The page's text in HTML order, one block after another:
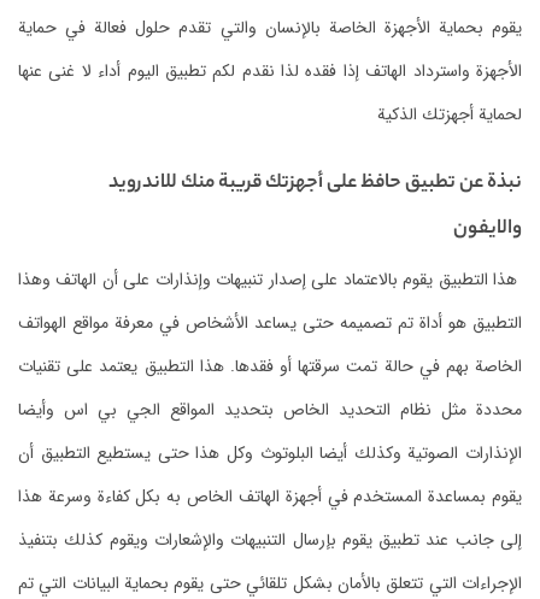
يقوم بحماية الأجهزة الخاصة بالإنسان والتي تقدم حلول فعالة في حماية
الأجهزة واسترداد الهاتف إذا فقده لذا نقدم لكم تطبيق اليوم أداء لا غنى عنها
لحماية أجهزتك الذكية
نبذة عن تطبيق حافظ على أجهزتك قريبة منك للاندرويد
والايفون
هذا التطبيق يقوم بالاعتماد على إصدار تنبيهات وإنذارات على أن الهاتف وهذا
التطبيق هو أداة تم تصميمه حتى يساعد الأشخاص في معرفة مواقع الهواتف
الخاصة بهم في حالة تمت سرقتها أو فقدها. هذا التطبيق يعتمد على تقنيات
محددة مثل نظام التحديد الخاص بتحديد المواقع الجي بي اس وأيضا
الإنذارات الصوتية وكذلك أيضا البلوتوث وكل هذا حتى يستطيع التطبيق أن
يقوم بمساعدة المستخدم في أجهزة الهاتف الخاص به بكل كفاءة وسرعة هذا
إلى جانب عند تطبيق يقوم بإرسال التنبيهات والإشعارات ويقوم كذلك بتنفيذ
الإجراءات التي تتعلق بالأمان بشكل تلقائي حتى يقوم بحماية البيانات التي تم